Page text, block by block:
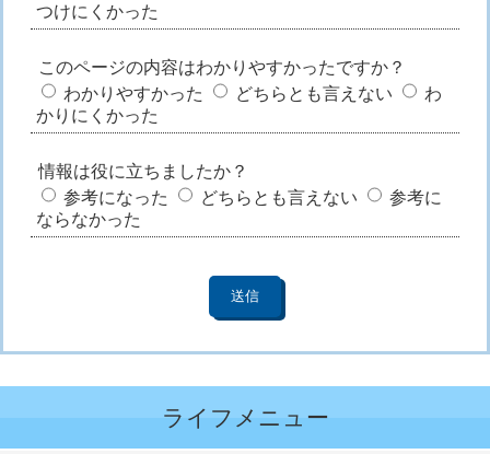
つけにくかった
このページの内容はわかりやすかったですか？
わかりやすかった
どちらとも言えない
わ
かりにくかった
情報は役に立ちましたか？
参考になった
どちらとも言えない
参考に
ならなかった
ライフメニュー